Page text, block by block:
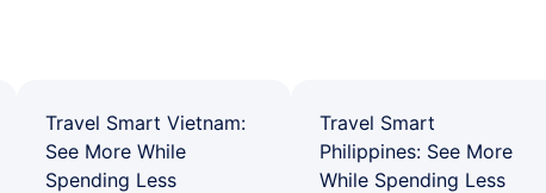
Travel Smart Vietnam:
See More While
Spending Less
Travel Smart
Philippines: See More
While Spending Less